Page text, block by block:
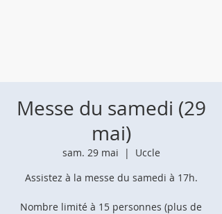
Messe du samedi (29
mai)
sam. 29 mai
  |
Uccle
Assistez à la messe du samedi à 17h.
Nombre limité à 15 personnes (plus de